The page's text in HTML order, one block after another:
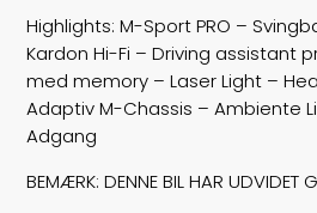
Længde
Bredde
Lasteevne
Trækhjul
Highlights: M-Sport PRO –
Kardon Hi-Fi – Driving assistant
med memory – Laser Light –
Adaptiv M-Chassis – Ambiente
Adgang
BEMÆRK: DENNE BIL HAR UDVIDET